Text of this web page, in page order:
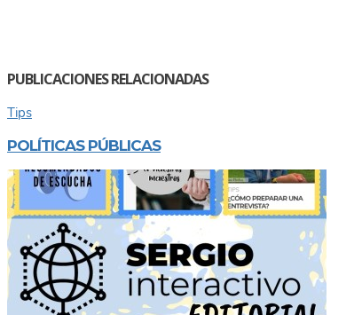
PUBLICACIONES RELACIONADAS
Tips
POLÍTICAS PÚBLICAS